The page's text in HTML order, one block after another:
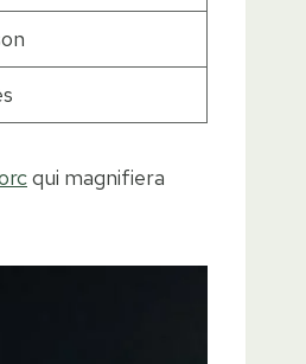
qui magnifiera